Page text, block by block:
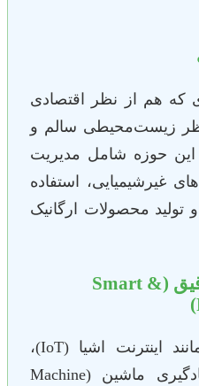
که هم از نظر اقتصادی
نظر زیست‌محیطی سالم و
این حوزه شامل مدیریت
غیرشیمیایی، استفاده
تولید محصولات ارگانیک
کشاورزی هوشمند و دقیق (Smart &
ادغام فناوری‌های نوین مانند اینترنت اشیا (IoT)،
هوش مصنوعی (AI)، یادگیری ماشین (Machine